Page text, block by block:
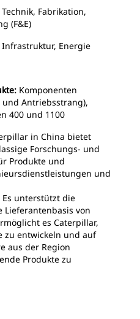
Fabrikation,
(F&E)
Energie
Komponenten
Antriebsstrang),
400 und 1100
in China bietet
Forschungs- und
Produkte und
und
unterstützt die
Lieferantenbasis von
es Caterpillar,
zu entwickeln und auf
aus der Region
Produkte zu